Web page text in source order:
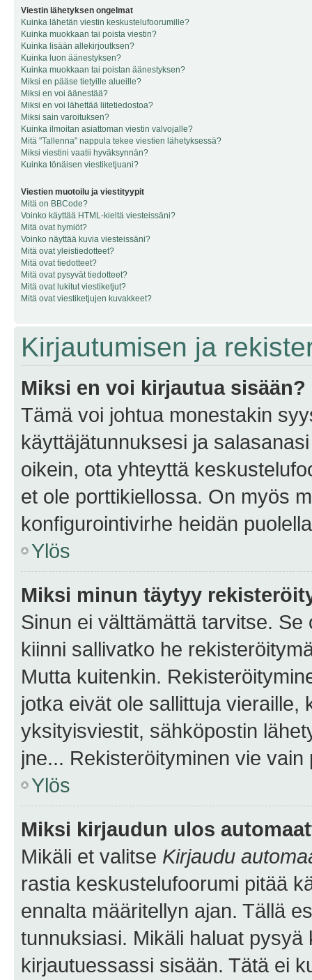
Viestin lähetyksen ongelmat
Kuinka lähetän viestin keskustelufoorumille?
Kuinka muokkaan tai poista viestin?
Kuinka lisään allekirjoutksen?
Kuinka luon äänestyksen?
Kuinka muokkaan tai poistan äänestyksen?
Miksi en pääse tietyille alueille?
Miksi en voi äänestää?
Miksi en voi lähettää liitetiedostoa?
Miksi sain varoituksen?
Kuinka ilmoitan asiattoman viestin valvojalle?
Mitä "Tallenna" nappula tekee viestien lähetyksessä?
Miksi viestini vaatii hyväksynnän?
Kuinka tönäisen viestiketjuani?
Viestien muotoilu ja viestityypit
Mitä on BBCode?
Voinko käyttää HTML-kieltä viesteissäni?
Mitä ovat hymiöt?
Voinko näyttää kuvia viesteissäni?
Mitä ovat yleistiedotteet?
Mitä ovat tiedotteet?
Mitä ovat pysyvät tiedotteet?
Mitä ovat lukitut viestiketjut?
Mitä ovat viestiketjujen kuvakkeet?
Kirjautumisen ja
Miksi en voi kirjautua sisään?
Tämä voi johtua monestakin
käyttäjätunnuksesi ja
oikein, ota yhteyttä
et ole porttikiellossa. On myös
konfigurointivirhe heidän
Ylös
Miksi minun täytyy
Sinun ei välttämättä tarvitse.
kiinni sallivatko he
Mutta kuitenkin.
jotka eivät ole sallittuja vieraille,
yksityisviestit, sähköpostin
jne... Rekisteröityminen vie
Ylös
Miksi kirjaudun ulos
Mikäli et valitse Kirjaudu
rastia keskustelufoorumi pitää
ennalta määritellyn ajan. Tällä
tunnuksiasi. Mikäli haluat
kirjautuessassi sisään. Tätä ei